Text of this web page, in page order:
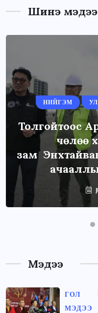
Шинэ мэдээ
НИЙГЭМ
Толгойтоос
чөлөө
зам
Мэдээ
ГОЛ
МЭДЭЭ